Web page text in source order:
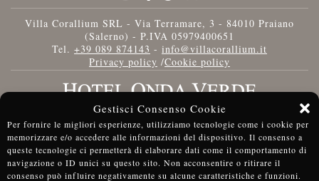
Gestisci Consenso Cookie
Per fornire le migliori esperienze, utilizziamo tecnologie come i cookie per
memorizzare e/o accedere alle informazioni del dispositivo. Il consenso a
queste tecnologie ci permetterà di elaborare dati come il comportamento di
navigazione o ID unici su questo sito. Non acconsentire o ritirare il
consenso può influire negativamente su alcune caratteristiche e funzioni.
Villa Corallium SRL - Via Terramare, 3 - 84010 Praiano
(Salerno) - P.IVA 05979400651
Tel. +39 089 874143 - info@villacorallium.it
Privacy policy /Cookie policy